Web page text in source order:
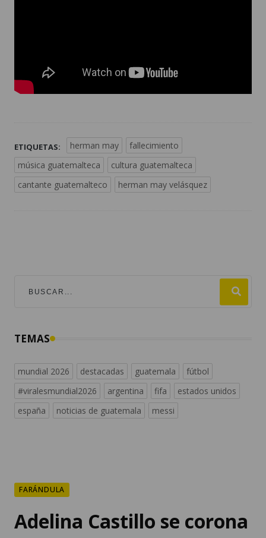
ETIQUETAS: herman may
fallecimiento
música guatemalteca
cultura guatemalteca
cantante guatemalteco
herman may velásquez
TEMAS
mundial 2026 destacadas guatemala
fútbol
#viralesmundial2026
argentina fifa
estados unidos
españa
noticias de guatemala messi
FARÁNDULA
Adelina Castillo se corona